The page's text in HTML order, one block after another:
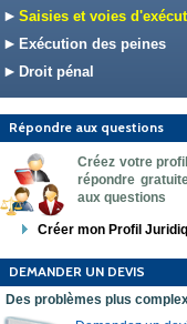
Saisies et voies
Exécution des peines
Droit pénal
Répondre aux questions
Créez votre
répondre
aux questions
Créer mon Profil
DEMANDER UN DEVIS
Des problèmes plus